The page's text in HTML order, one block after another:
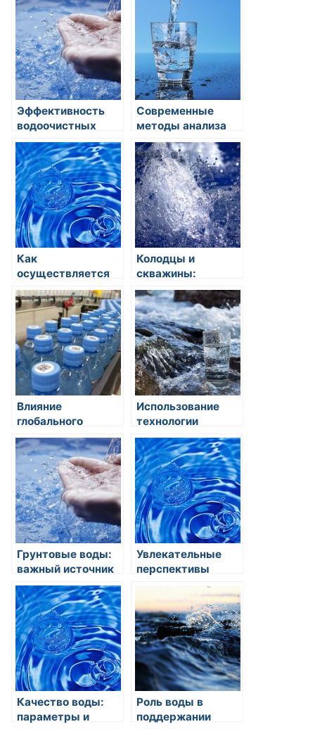
работы и
преимущества
сельскохозяйственных
угроз
Эффективность
водоочистных
установок для
промышленных
предприятий:
современные
технологии и
перспективы
Современные
методы анализа
качества воды:
отслеживаем
загрязнения и
обеспечиваем
безопасность
Как
осуществляется
десалинация
морской воды для
питья?
Колодцы и
скважины:
источники воды
для бытовых и
промышленных
нужд
Влияние
глобального
изменения
климата на
доступность
питьевой воды
Использование
технологии
обратного осмоса
при очистке воды
Грунтовые воды:
важный источник
пресной воды для
питья и орошения
Увлекательные
перспективы
использования
соленой воды в
сельском
хозяйстве
Качество воды:
параметры и
Роль воды в
поддержании